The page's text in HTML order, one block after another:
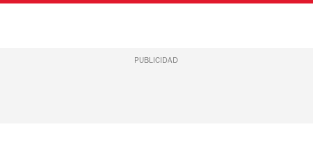
PUBLICIDAD